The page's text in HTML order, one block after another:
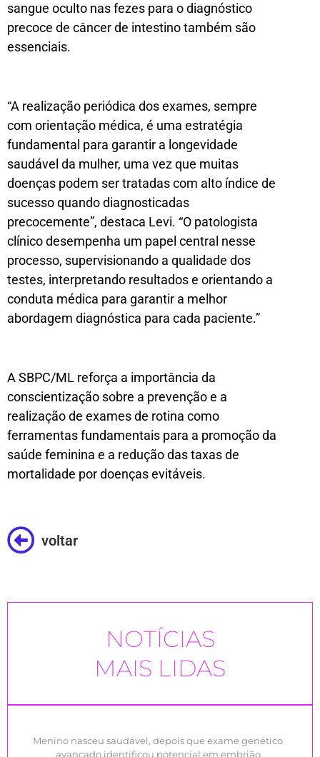
sangue oculto nas fezes para o diagnóstico
precoce de câncer de intestino também são
essenciais.
“A realização periódica dos exames, sempre
com orientação médica, é uma estratégia
fundamental para garantir a longevidade
saudável da mulher, uma vez que muitas
doenças podem ser tratadas com alto índice de
sucesso quando diagnosticadas
precocemente”, destaca Levi. “O patologista
clínico desempenha um papel central nesse
processo, supervisionando a qualidade dos
testes, interpretando resultados e orientando a
conduta médica para garantir a melhor
abordagem diagnóstica para cada paciente.”
A SBPC/ML reforça a importância da
conscientização sobre a prevenção e a
realização de exames de rotina como
ferramentas fundamentais para a promoção da
saúde feminina e a redução das taxas de
mortalidade por doenças evitáveis.
voltar
NOTÍCIAS
MAIS LIDAS
Menino nasceu saudável, depois que exame genético
avançado identificou potencial em embrião